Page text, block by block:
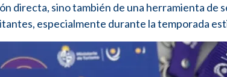
directa, sino también de una herramienta de
especialmente durante la temporada